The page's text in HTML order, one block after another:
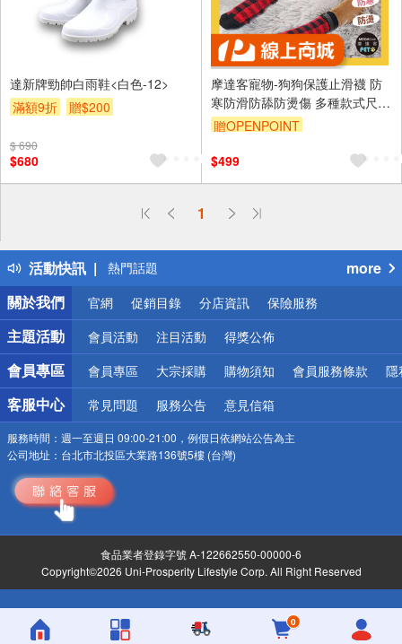
達新牌勁帥白雨鞋<白色-12>
滿額9折
贈$200
$ 690
$680
摩達客寵物-狗狗保護止滑襪 防
寒防滑防舔防燙傷 多種款式尺寸
可選 保護肉球 大狗中小型犬適
贈OPENPOINT
$499
1
活動快訊
偏遠地區配送
得獎公告
熱門話題
銀行優惠
偏遠地區配送
詐騙網頁！請小心！
more
關於我們
官網 促銷目錄 分店資訊 保險服務
主題活動 會員活動 注目活動 得獎公佈
會員專區 會員專區 大宗採購 購物須知 會員服務條款 隱
客服中心 常見問題 服務公告 意見信箱
服務時間： 週一至週日 09:00-21:00，例假日依網站公告為主
公司地址： 台北市北投區大業路136號5樓 (台灣)
食品業者登錄字號 A-122662550-00000-6
Copyright©2026 Uni-Prosperity Lifestyle Corp. All Right Reserved
0